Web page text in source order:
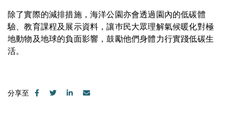
除了實際的減排措施，海洋公園亦會透過園內的低碳體
驗、教育課程及展示資料，讓巿民大眾理解氣候暖化對極
地動物及地球的負面影響，鼓勵他們身體力行實踐低碳生
活。
分享至